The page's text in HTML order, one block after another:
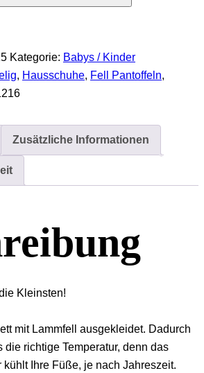
Kategorie: Babys / Kinder
, Hausschuhe, Fell Pantoffeln,
Zusätzliche Informationen
Kleinsten!
mit Lammfell ausgekleidet. Dadurch
die richtige Temperatur, denn das
kühlt Ihre Füße, je nach Jahreszeit.